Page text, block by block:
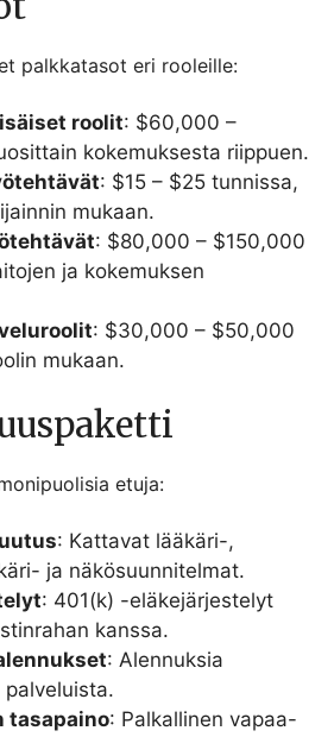
palkkatasot eri rooleille:
roolit: $60,000 –
kokemuksesta riippuen.
: $15 – $25 tunnissa,
mukaan.
: $80,000 – $150,000
ja kokemuksen
: $30,000 – $50,000
mukaan.
etuja:
: Kattavat lääkäri-,
ja näkösuunnitelmat.
: 401(k) -eläkejärjestelyt
kanssa.
: Alennuksia
tasapaino: Palkallinen vapaa-